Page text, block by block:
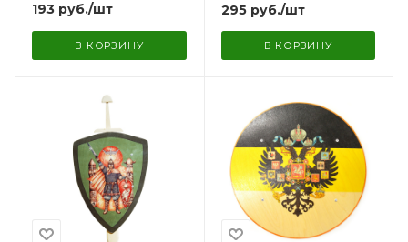
193 руб./шт
В КОРЗИНУ
295руб./шт
В КОРЗИНУ